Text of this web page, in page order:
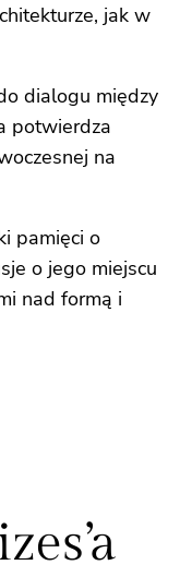
jak w
dialogu między
potwierdza
na
pamięci o
o jego miejscu
nad formą i